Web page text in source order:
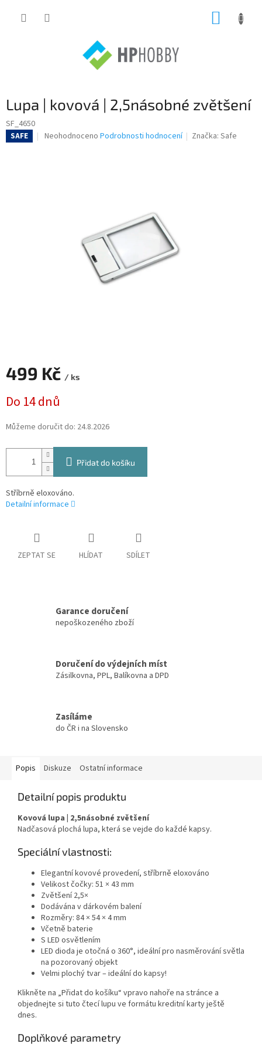
Lupa | kovová | 2,5násobné zvětšení
SF_4650
SAFE
Průměrné
Neohodnoceno Podrobnosti hodnocení Značka:Safe
499 Kč / ks
cena:
Do 14 dnů
Můžeme doručit do: 24.8.2026
Přidat do košíku
Stříbrně eloxováno.
Detailní informace
ZEPTAT SE HLÍDAT SDÍLET
Garance doručení
nepoškozeného zboží
Doručení do výdejních míst
Zásilkovna, PPL, Balíkovna a DPD
Zasíláme
do ČR i na Slovensko
Popis Diskuze Ostatní informace
Detailní popis produktu
Kovová lupa | 2,5násobné zvětšení
Nadčasová plochá lupa, která se vejde do každé kapsy.
Speciální vlastnosti:
Elegantní kovové provedení, stříbrně eloxováno
Velikost čočky: 51 × 43 mm
Zvětšení 2,5×
Dodávána v dárkovém balení
Rozměry: 84 × 54 × 4 mm
Včetně baterie
S LED osvětlením
LED dioda je otočná o 360°, ideální pro nasměrování světla
na pozorovaný objekt
Velmi plochý tvar – ideální do kapsy!
Klikněte na „Přidat do košíku“ vpravo nahoře na stránce a
objednejte si tuto čtecí lupu ve formátu kreditní karty ještě
dnes.
Doplňkové parametry